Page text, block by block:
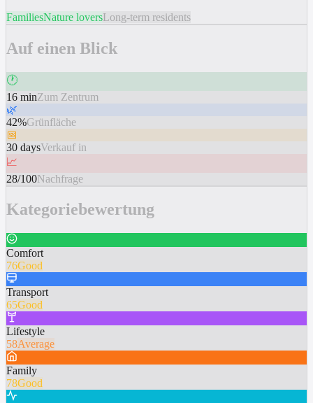
FamiliesNature loversLong-term residents
Auf einen Blick
🕐
16 minZum Zentrum
🌿
42%Grünfläche
📅
30 daysVerkauf in
📈
28/100Nachfrage
Kategoriebewertung
Comfort
76Good
Transport
65Good
Lifestyle
58Average
Family
78Good